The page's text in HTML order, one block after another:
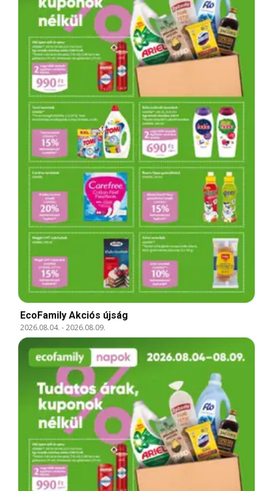
EcoFamily Akciós újság
2026.08.04. -2026.08.09.